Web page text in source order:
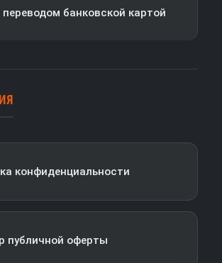
банковской картой
конфиденциальности
публичной оферты